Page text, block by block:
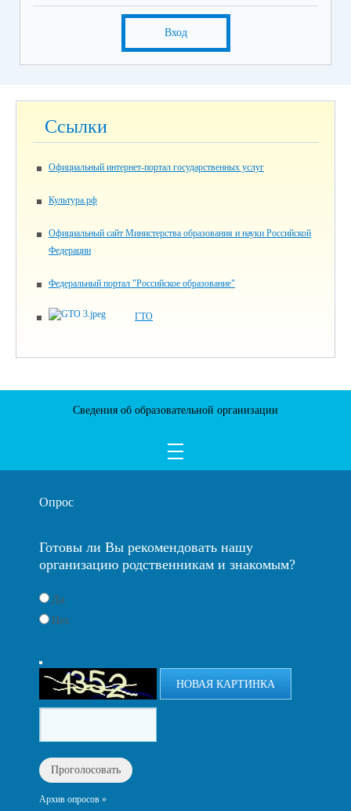
Вход
Ссылки
Официальный интернет-портал государственных услуг
Культура.рф
Официальный сайт Министерства образования и науки Российской
Федерации
Федеральный портал "Российское образование"
ГТО
Сведения об образовательной организации
Опрос
Готовы ли Вы рекомендовать нашу
организацию родственникам и знакомым?
Да.
Нет.
НОВАЯ КАРТИНКА
Архив опросов »